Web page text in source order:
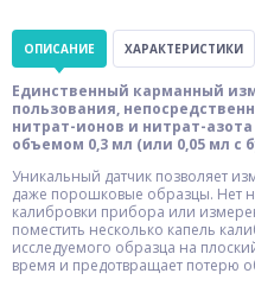
ОПИСАНИЕ ХАРАКТЕРИСТИКИ
Единственный карманный
пользования,
нитрат-ионов и нитрат-
объемом 0,3 мл (или 0,05 мл
Уникальный датчик позволяет
даже порошковые образцы. Нет
калибровки прибора или
поместить несколько капель
исследуемого образца на
время и предотвращает потерю